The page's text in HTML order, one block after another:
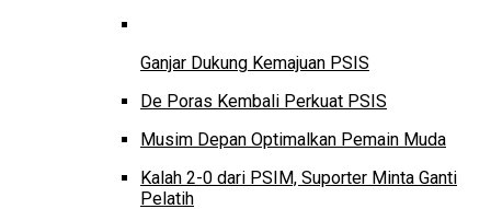
Ganjar Dukung Kemajuan PSIS
De Poras Kembali Perkuat PSIS
Musim Depan Optimalkan Pemain Muda
Kalah 2-0 dari PSIM, Suporter Minta Ganti
Pelatih